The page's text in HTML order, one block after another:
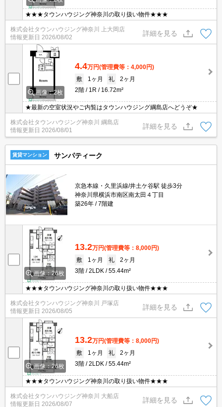
★★★タウンハウジング神奈川の取り扱い物件★★★
株式会社タウンハウジング神奈川 上大岡店
情報更新日 2026/08/02
詳細を見る
画像：2枚
4.4万円(管理費等：4,000円)
敷
1ヶ月 礼
2ヶ月
2階
1R 16.72m²
★最新の空室状況やご内覧はタウンハウジング綱島店へどうぞ★
株式会社タウンハウジング神奈川 綱島店
情報更新日 2026/08/01
詳細を見る
賃貸マンション サンパティーク
京急本線・久里浜線/井土ケ谷駅 徒歩3分
神奈川県横浜市南区南太田４丁目
築26年
7階建
画像：26枚
13.2万円(管理費等：8,000円)
敷
1ヶ月 礼
2ヶ月
3階
2LDK 55.44m²
★★★タウンハウジング神奈川の取り扱い物件★★★
株式会社タウンハウジング神奈川 戸塚店
情報更新日 2026/08/05
詳細を見る
画像：26枚
13.2万円(管理費等：8,000円)
敷
1ヶ月 礼
2ヶ月
3階
2LDK 55.44m²
★★★タウンハウジング神奈川の取り扱い物件★★★
株式会社タウンハウジング神奈川 大船店
情報更新日 2026/08/07
詳細を見る